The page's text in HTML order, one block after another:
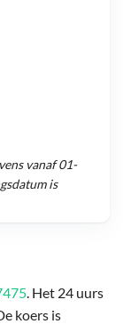
. Het 24 uurs
koers is
vanaf01-
is